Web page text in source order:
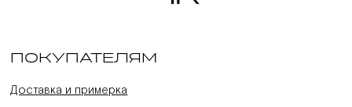
ПОКУПАТЕЛЯМ
Доставка и примерка